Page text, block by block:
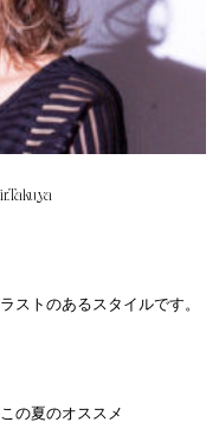
ストのあるスタイルです。
の夏のオススメ